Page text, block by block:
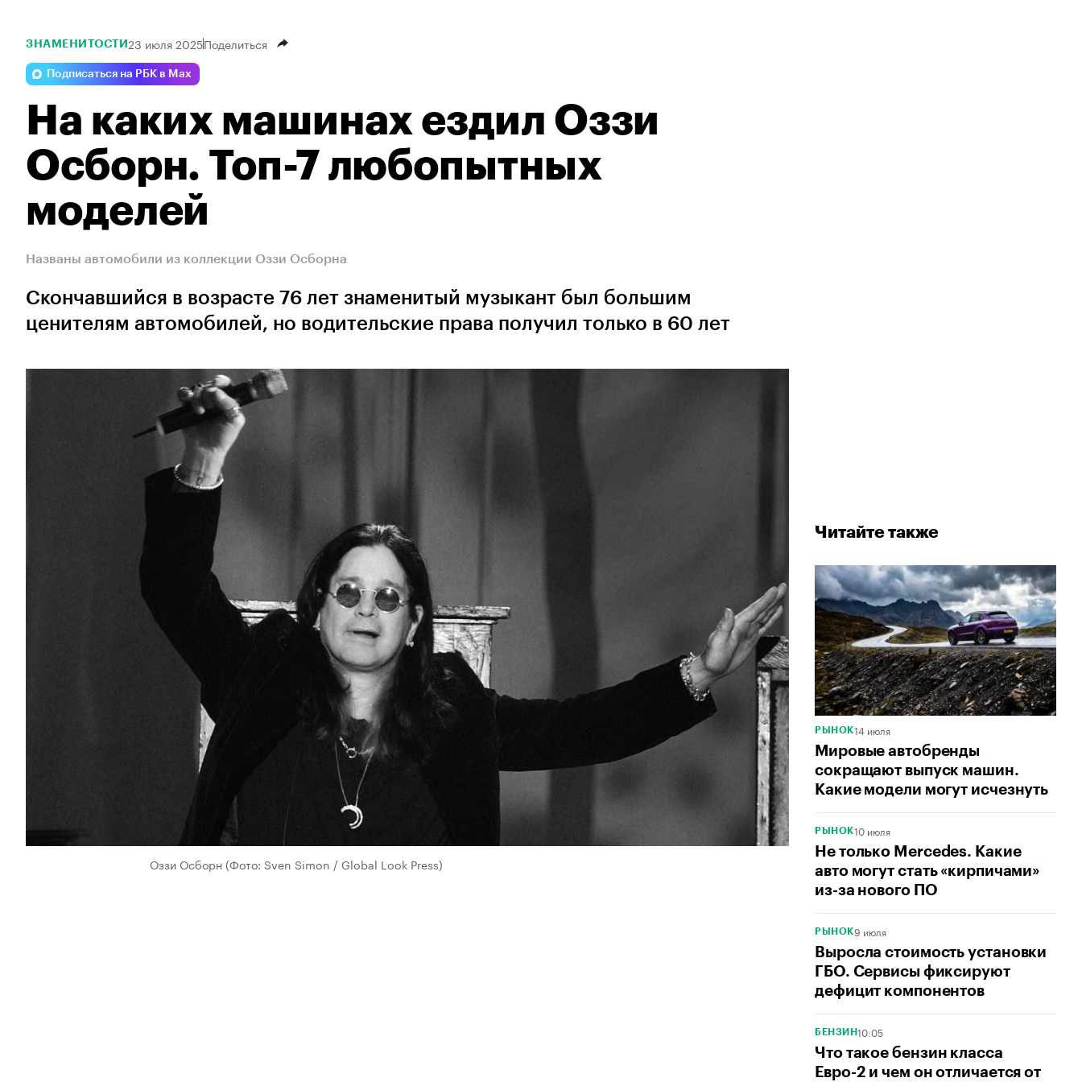
Читайте также
РЫНОК14 июля
Мировые автобренды
сокращают выпуск машин.
Какие модели могут исчезнуть
РЫНОК10 июля
Не только Mercedes. Какие
авто могут стать «кирпичами»
из-за нового ПО
РЫНОК9 июля
Выросла стоимость установки
ГБО. Сервисы фиксируют
дефицит компонентов
БЕНЗИН10:05
Что такое бензин класса
Евро-2 и чем он отличается от
ЗНАМЕНИТОСТИ 23 июля 2025Поделиться
Подписаться на РБК в Max
На каких машинах ездил Оззи
Осборн. Топ-7 любопытных
моделей
Названы автомобили из коллекции Оззи Осборна
Скончавшийся в возрасте 76 лет знаменитый музыкант был большим
ценителям автомобилей, но водительские права получил только в 60 лет
Оззи Осборн (Фото: Sven Simon / Global Look Press)